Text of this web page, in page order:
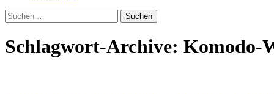
Suchen
nach:
Schlagwort-Archive: Komodo-